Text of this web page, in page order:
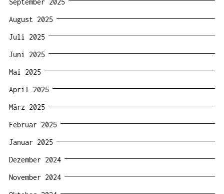
August 2025
Juli 2025
Juni 2025
Mai 2025
April 2025
März 2025
Februar 2025
Januar 2025
Dezember 2024
November 2024